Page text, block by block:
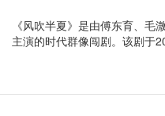
《风吹半夏》是由傅东育、毛
主演的时代群像闯剧。该剧于